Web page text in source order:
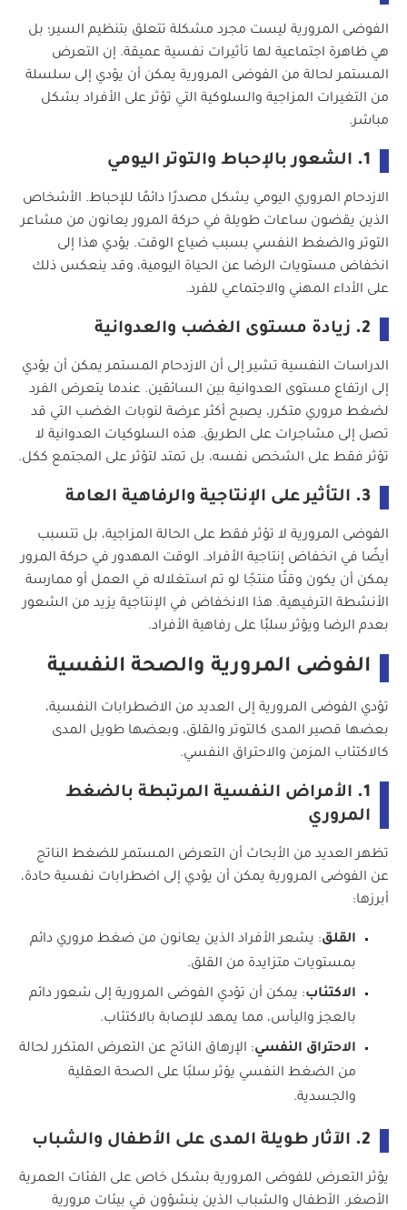
الفوضى المرورية ليست مجرد مشكلة تتعلق بتنظيم السير؛ بل
هي ظاهرة اجتماعية لها تأثيرات نفسية عميقة. إن التعرض
المستمر لحالة من الفوضى المرورية يمكن أن يؤدي إلى سلسلة
من التغيرات المزاجية والسلوكية التي تؤثر على الأفراد بشكل
مباشر.
1. الشعور بالإحباط والتوتر اليومي
الازدحام المروري اليومي يشكل مصدرًا دائمًا للإحباط. الأشخاص
الذين يقضون ساعات طويلة في حركة المرور يعانون من مشاعر
التوتر والضغط النفسي بسبب ضياع الوقت. يؤدي هذا إلى
انخفاض مستويات الرضا عن الحياة اليومية، وقد ينعكس ذلك
على الأداء المهني والاجتماعي للفرد.
2. زيادة مستوى الغضب والعدوانية
الدراسات النفسية تشير إلى أن الازدحام المستمر يمكن أن يؤدي
إلى ارتفاع مستوى العدوانية بين السائقين. عندما يتعرض الفرد
لضغط مروري متكرر، يصبح أكثر عرضة لنوبات الغضب التي قد
تصل إلى مشاجرات على الطريق. هذه السلوكيات العدوانية لا
تؤثر فقط على الشخص نفسه، بل تمتد لتؤثر على المجتمع ككل.
3. التأثير على الإنتاجية والرفاهية العامة
الفوضى المرورية لا تؤثر فقط على الحالة المزاجية، بل تتسبب
أيضًا في انخفاض إنتاجية الأفراد. الوقت المهدور في حركة المرور
يمكن أن يكون وقتًا منتجًا لو تم استغلاله في العمل أو ممارسة
الأنشطة الترفيهية. هذا الانخفاض في الإنتاجية يزيد من الشعور
بعدم الرضا ويؤثر سلبًا على رفاهية الأفراد.
الفوضى المرورية والصحة النفسية
تؤدي الفوضى المرورية إلى العديد من الاضطرابات النفسية،
بعضها قصير المدى كالتوتر والقلق، وبعضها طويل المدى
كالاكتئاب المزمن والاحتراق النفسي.
1.
الأمراض النفسية المرتبطة بالضغط
المروري
تظهر العديد من الأبحاث أن التعرض المستمر للضغط الناتج
عن الفوضى المرورية يمكن أن يؤدي إلى اضطرابات نفسية حادة،
أبرزها:
القلق: يشعر الأفراد الذين يعانون من ضغط مروري دائم
بمستويات متزايدة من القلق.
الاكتئاب: يمكن أن تؤدي الفوضى المرورية إلى شعور دائم
بالعجز واليأس، مما يمهد للإصابة بالاكتئاب.
الاحتراق النفسي: الإرهاق الناتج عن التعرض المتكرر لحالة
من الضغط النفسي يؤثر سلبًا على الصحة العقلية
والجسدية.
2. الآثار طويلة المدى على الأطفال والشباب
يؤثر التعرض للفوضى المرورية بشكل خاص على الفئات العمرية
الأصغر. الأطفال والشباب الذين ينشؤون في بيئات مرورية